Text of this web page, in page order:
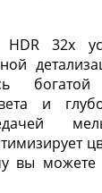
32x
и
вы